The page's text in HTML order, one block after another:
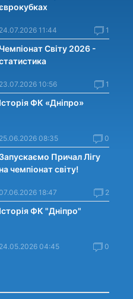
24.07.2026 11:44 1
Чемпіонат Світу 2026 -
23.07.2026 10:56 1
Історія ФК «Дніпро»
25.06.2026 08:35 0
Запускаємо Причал Лігу
на чемпіонат світу!
18:47 2
Історія ФК "Дніпро"
24.05.2026 04:45 0